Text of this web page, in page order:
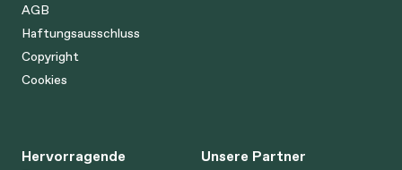
AGB
Haftungsausschluss
Copyright
Cookies
Hervorragende
Unsere Partner